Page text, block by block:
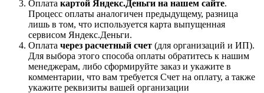
Оплата картой Яндекс.Деньги на нашем сайте.
Процесс оплаты аналогичен предыдущему, разница
лишь в том, что используется карта выпущенная
сервисом Яндекс.Деньги.
Оплата через расчетный счет (для организаций и ИП).
Для выбора этого способа оплаты обратитесь к нашим
менеджерам, либо сформируйте заказ и укажите в
комментарии, что вам требуется Счет на оплату, а также
укажите реквизиты вашей организации